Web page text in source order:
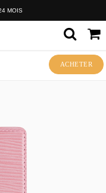
MOIS
ACHETER